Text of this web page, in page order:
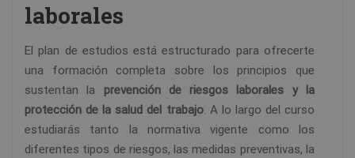
laborales
El plan de estudios está estructurado para ofrecerte
una formación completa sobre los principios que
sustentan la prevención de riesgos laborales y la
protección de la salud del trabajo. A lo largo del curso
estudiarás tanto la normativa vigente como los
diferentes tipos de riesgos, las medidas preventivas, la